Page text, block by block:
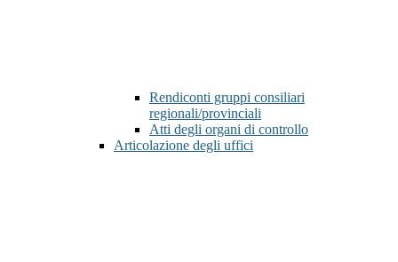
Rendiconti gruppi consiliari
regionali/provinciali
Atti degli organi di controllo
Articolazione degli uffici